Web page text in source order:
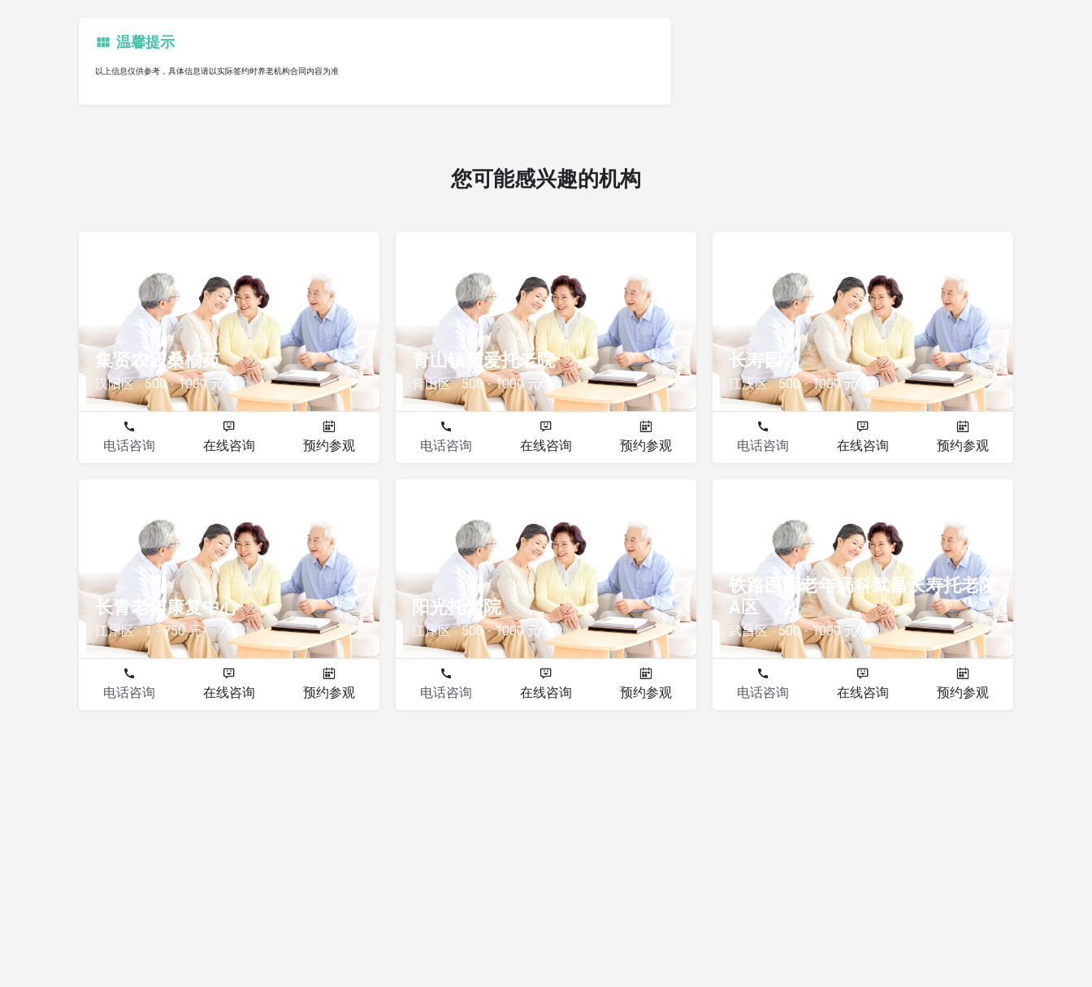
温馨提示
以上信息仅供参考，具体信息请以实际签约时养老机构合同内容为准
您可能感兴趣的机构
集贤农庄桑榆苑
汉阳区 500 - 1000 元
电话咨询 在线咨询 预约参观
青山镇慈爱托老院
青山区 500 - 1000 元
电话咨询 在线咨询 预约参观
长寿园
江汉区 500 - 1000 元
电话咨询 在线咨询 预约参观
长青老年康复中心
江岸区 1 - 750 元
电话咨询 在线咨询 预约参观
阳光托老院
江岸区 500 - 1000 元
电话咨询 在线咨询 预约参观
铁路医院老年病科武昌长寿托老院
A区
武昌区 500 - 1000 元
电话咨询 在线咨询 预约参观